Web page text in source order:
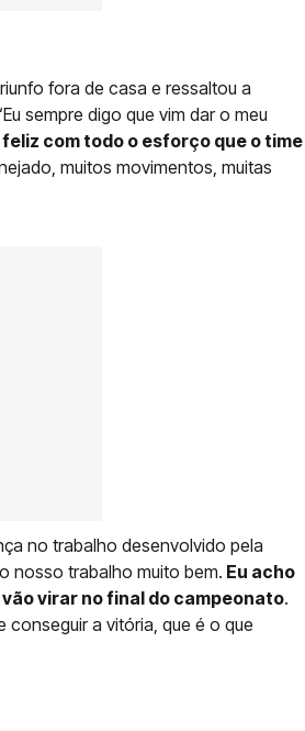
fora de casa e ressaltou a
sempre digo que vim dar o meu
com todo o esforço que o time
muitos movimentos, muitas
no trabalho desenvolvido pela
nosso trabalho muito bem. Eu acho
virar no final do campeonato.
a vitória, que é o que